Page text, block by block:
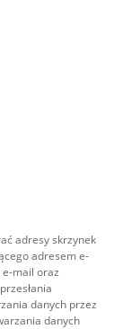
adresy skrzynek
adresem e-
mail oraz
danych przez
danych